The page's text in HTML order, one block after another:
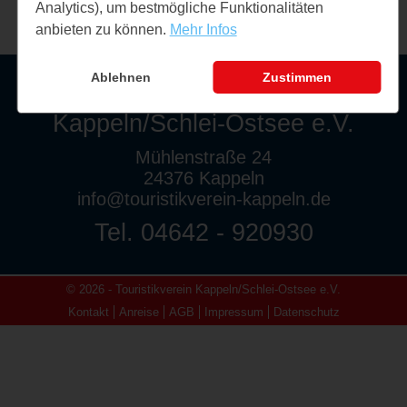
Touristikverein
Kappeln/Schlei-Ostsee e.V.
Mühlenstraße 24
24376 Kappeln
info@touristikverein-kappeln.de
Tel. 04642 - 920930
© 2026 - Touristikverein Kappeln/Schlei-Ostsee e.V.
Kontakt
Anreise AGB Impressum Datenschutz
Analytics), um bestmögliche Funktionalitäten
anbieten zu können. Mehr Infos
Ablehnen Zustimmen